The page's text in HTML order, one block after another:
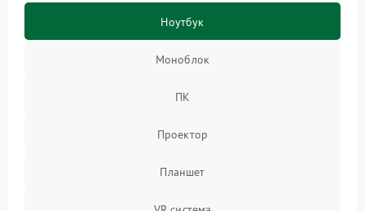
Ноутбук
Моноблок
ПК
Проектор
Планшет